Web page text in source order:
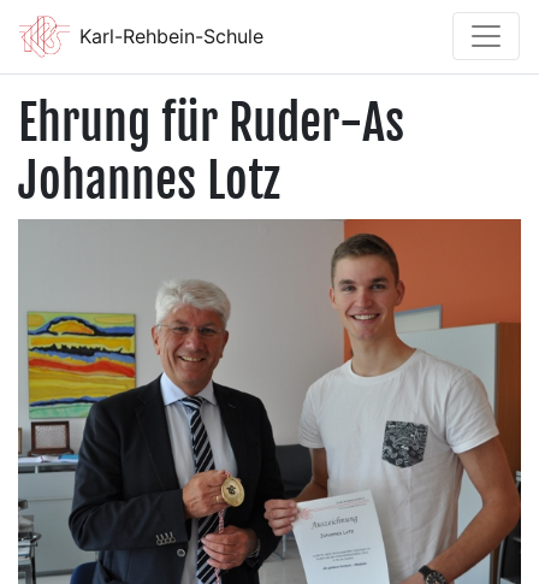
Karl-Rehbein-Schule
Ehrung für Ruder-As
Johannes Lotz